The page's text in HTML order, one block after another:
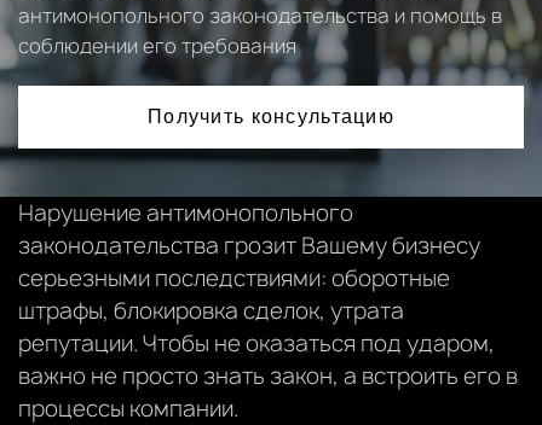
антимонопольного законодательства и помощь в
соблюдении его требования
Получить консультацию
Нарушение антимонопольного
законодательства грозит Вашему бизнесу
серьезными последствиями: оборотные
штрафы, блокировка сделок, утрата
репутации. Чтобы не оказаться под ударом,
важно не просто знать закон, а встроить его в
процессы компании.